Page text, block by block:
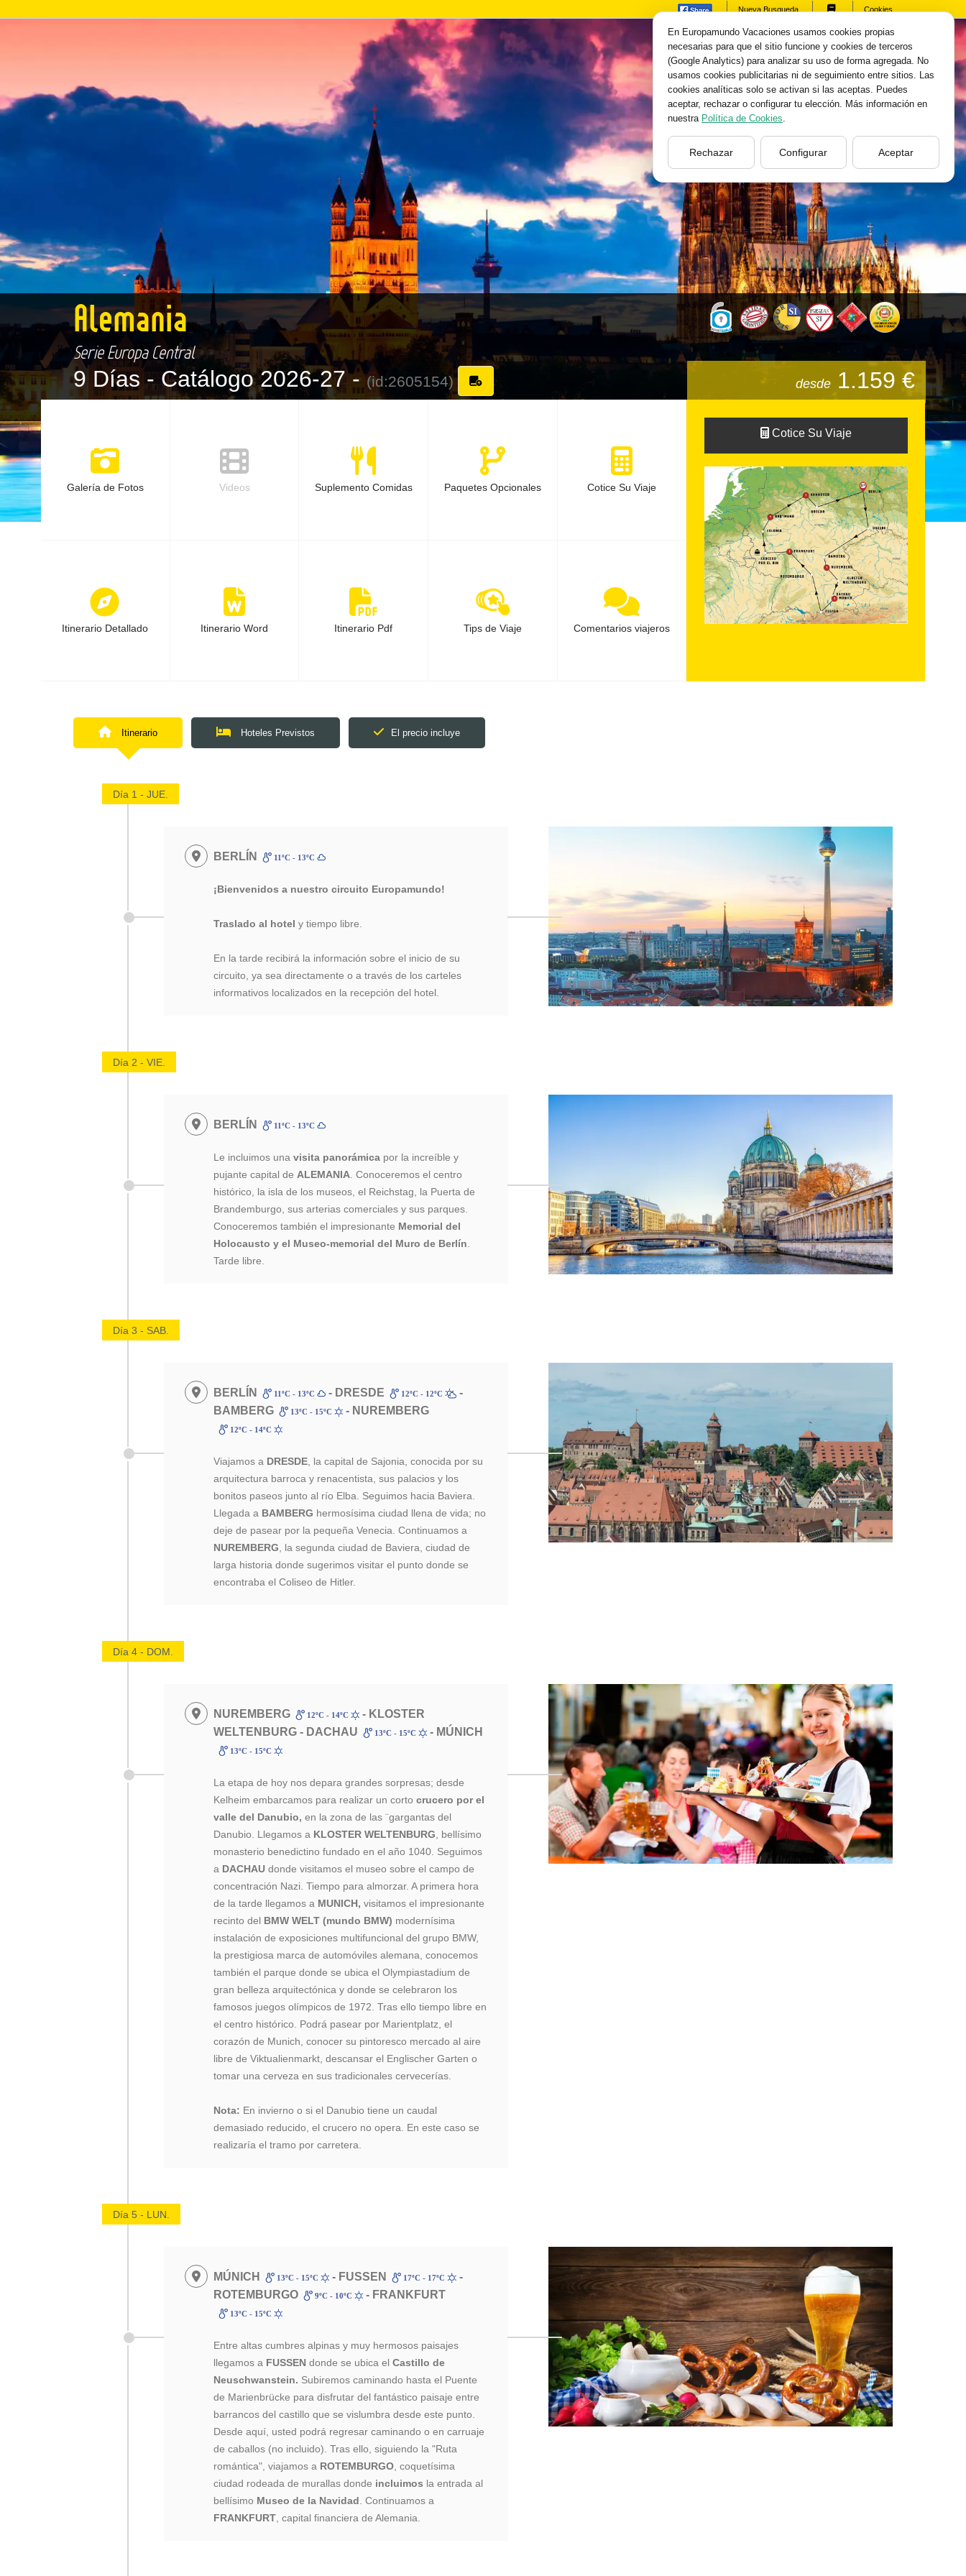
Nueva Busqueda Cookies
Alemania
Serie Europa Central
9 Días -Catálogo 2026-27 -(id:2605154)
Galería de Fotos Videos Suplemento Comidas Paquetes Opcionales Cotice Su Viaje
Itinerario Detallado Itinerario Word Itinerario Pdf Tips de Viaje Comentarios viajeros
desde1.159 €
Cotice Su Viaje
Itinerario Hoteles Previstos El precio incluye
Día 1 - JUE.
BERLÍN 11ºC - 13ºC
¡Bienvenidos a nuestro circuito Europamundo!
Traslado al hotel y tiempo libre.
En la tarde recibirá la información sobre el inicio de su
circuito, ya sea directamente o a través de los carteles
informativos localizados en la recepción del hotel.
Día 2 - VIE.
BERLÍN 11ºC - 13ºC
Le incluimos una visita panorámica por la increíble y
pujante capital de ALEMANIA . Conoceremos el centro
histórico, la isla de los museos, el Reichstag, la Puerta de
Brandemburgo, sus arterias comerciales y sus parques.
Conoceremos también el impresionante Memorial del
Holocausto y el Museo-memorial del Muro de Berlín
Tarde libre.
Día 3 - SAB.
BERLÍN 11ºC - 13ºC - DRESDE 12ºC - 12ºC
-
BAMBERG
13ºC - 15ºC - NUREMBERG
12ºC - 14ºC
Viajamos a DRESDE , la capital de Sajonia, conocida por su
arquitectura barroca y renacentista, sus palacios y los
bonitos paseos junto al río Elba. Seguimos hacia Baviera.
Llegada a BAMBERG hermosísima ciudad llena de vida; no
deje de pasear por la pequeña Venecia. Continuamos a
NUREMBERG , la segunda ciudad de Baviera, ciudad de
larga historia donde sugerimos visitar el punto donde se
encontraba el Coliseo de Hitler.
Día 4 - DOM.
NUREMBERG 12ºC - 14ºC
- KLOSTER
WELTENBURG - DACHAU
13ºC - 15ºC - MÚNICH
13ºC - 15ºC
La etapa de hoy nos depara grandes sorpresas; desde
Kelheim embarcamos para realizar un cortocrucero por el
valle del Danubio, en la zona de las ¨gargantas del
Danubio. Llegamos a KLOSTER WELTENBURG , bellísimo
monasterio benedictino fundado en el año 1040. Seguimos
a DACHAU donde visitamos el museo sobre el campo de
concentración Nazi. Tiempo para almorzar. A primera hora
de la tarde llegamos a MUNICH, visitamos el impresionante
recinto del BMW WELT (mundo BMW) modernísima
instalación de exposiciones multifuncional del grupo BMW,
la prestigiosa marca de automóviles alemana, conocemos
también el parque donde se ubica el Olympiastadium de
gran belleza arquitectónica y donde se celebraron los
famosos juegos olímpicos de 1972. Tras ello tiempo libre en
el centro histórico. Podrá pasear por Marientplatz, el
corazón de Munich, conocer su pintoresco mercado al aire
libre de Viktualienmarkt, descansar el Englischer Garten o
tomar una cerveza en sus tradicionales cervecerías.
Nota: En invierno o si el Danubio tiene un caudal
demasiado reducido, el crucero no opera. En este caso se
realizaría el tramo por carretera.
Día 5 - LUN.
MÚNICH 13ºC - 15ºC - FUSSEN 17ºC - 17ºC
-
ROTEMBURGO
9ºC - 10ºC - FRANKFURT
13ºC - 15ºC
Entre altas cumbres alpinas y muy hermosos paisajes
llegamos a FUSSEN donde se ubica elCastillo de
Neuschwanstein. Subiremos caminando hasta el Puente
de Marienbrücke para disfrutar del fantástico paisaje entre
barrancos del castillo que se vislumbra desde este punto.
Desde aquí, usted podrá regresar caminando o en carruaje
de caballos (no incluido). Tras ello, siguiendo la "Ruta
romántica", viajamos a ROTEMBURGO , coquetísima
ciudad rodeada de murallas donde incluimos la entrada al
bellísimo Museo de la Navidad . Continuamos a
FRANKFURT , capital financiera de Alemania.
En Europamundo Vacaciones usamos cookies propias
necesarias para que el sitio funcione y cookies de terceros
(Google Analytics) para analizar su uso de forma agregada. No
usamos cookies publicitarias ni de seguimiento entre sitios. Las
cookies analíticas solo se activan si las aceptas. Puedes
aceptar, rechazar o configurar tu elección. Más información en
nuestra Política de Cookies.
Rechazar Configurar Aceptar